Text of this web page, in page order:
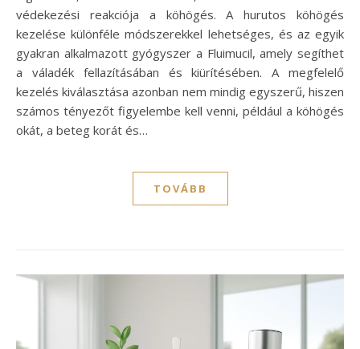
védekezési reakciója a köhögés. A hurutos köhögés
kezelése különféle módszerekkel lehetséges, és az egyik
gyakran alkalmazott gyógyszer a Fluimucil, amely segíthet
a váladék fellazításában és kiürítésében. A megfelelő
kezelés kiválasztása azonban nem mindig egyszerű, hiszen
számos tényezőt figyelembe kell venni, például a köhögés
okát, a beteg korát és…
TOVÁBB